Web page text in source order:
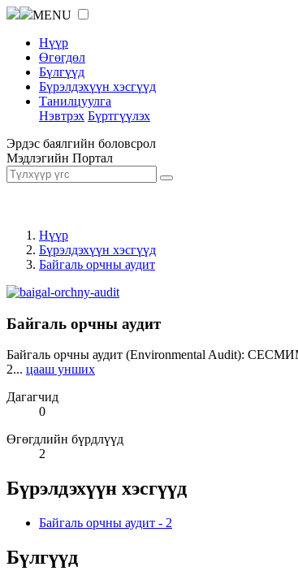
MENU
Нүүр
Өгөгдөл
Бүлгүүд
Бүрэлдэхүүн хэсгүүд
Танилцуулга
Нэвтрэх Бүртгүүлэх
Эрдэс баялгийн боловсрол
Мэдлэгийн Портал
Нүүр
Бүрэлдэхүүн хэсгүүд
Байгаль орчны аудит
Байгаль орчны аудит
Байгаль орчны аудит (Environmental Audit):
2... цааш унших
Дагагчид
0
Өгөгдлийн бүрдлүүд
2
Бүрэлдэхүүн хэсгүүд
Байгаль орчны аудит - 2
Бүлгүүд